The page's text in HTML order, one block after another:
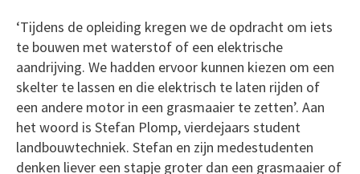
‘Tijdens de opleiding kregen we de opdracht om iets
te bouwen met waterstof of een elektrische
aandrijving. We hadden ervoor kunnen kiezen om een
skelter te lassen en die elektrisch te laten rijden of
een andere motor in een grasmaaier te zetten’. Aan
het woord is Stefan Plomp, vierdejaars student
landbouwtechniek. Stefan en zijn medestudenten
denken liever een stapje groter dan een grasmaaier of